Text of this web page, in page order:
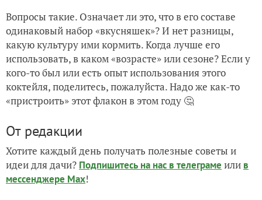
Вопросы такие. Означает ли это, что в его составе
одинаковый набор «вкусняшек»? И нет разницы,
какую культуру ими кормить. Когда лучше его
использовать, в каком «возрасте» или сезоне? Если у
кого-то был или есть опыт использования этого
коктейля, поделитесь, пожалуйста. Надо же как-то
«пристроить» этот флакон в этом году 🤔
От редакции
Хотите каждый день получать полезные советы и
идеи для дачи? Подпишитесь на нас в телеграме или в
мессенджере Max!